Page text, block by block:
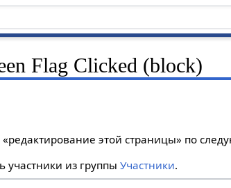
Flag Clicked (block)
этой страницы» по
участники из группыУчастники.